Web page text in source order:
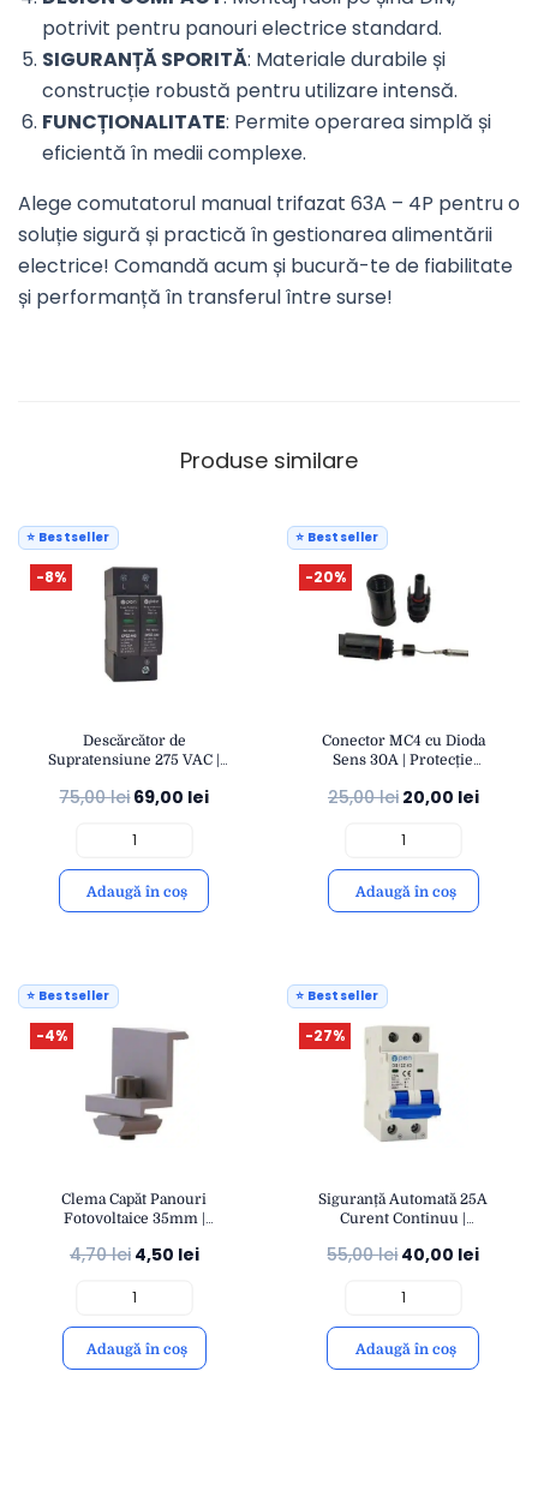
potrivit pentru panouri electrice standard.
SIGURANȚĂ SPORITĂ: Materiale durabile și
construcție robustă pentru utilizare intensă.
FUNCȚIONALITATE: Permite operarea simplă și
eficientă în medii complexe.
Alege comutatorul manual trifazat 63A – 4P pentru o
soluție sigură și practică în gestionarea alimentării
electrice! Comandă acum și bucură-te de fiabilitate
și performanță în transferul între surse!
Produse similare
⭐ Bestseller
-8%
Descărcător de
Supratensiune 275 VAC |
Montaj Șină DIN IP20 |
75,00lei69,00 lei
Adaugă în coș
⭐ Bestseller
-20%
Conector MC4 cu Dioda
Sens 30A | Protecție
Compatibil Cabluri 4-
25,00lei 20,00 lei
Adaugă în coș
⭐ Bestseller
-4%
Clema Capăt Panouri
Fotovoltaice 35mm |
| Montaj Structuri Solare |
4,70lei 4,50 lei
Adaugă în coș
⭐ Bestseller
-27%
Siguranță Automată 25A
Curent Continuu |
500V | Montaj Șină DIN
55,00lei40,00 lei
Adaugă în coș